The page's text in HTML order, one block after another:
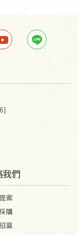
我們
案
購
募